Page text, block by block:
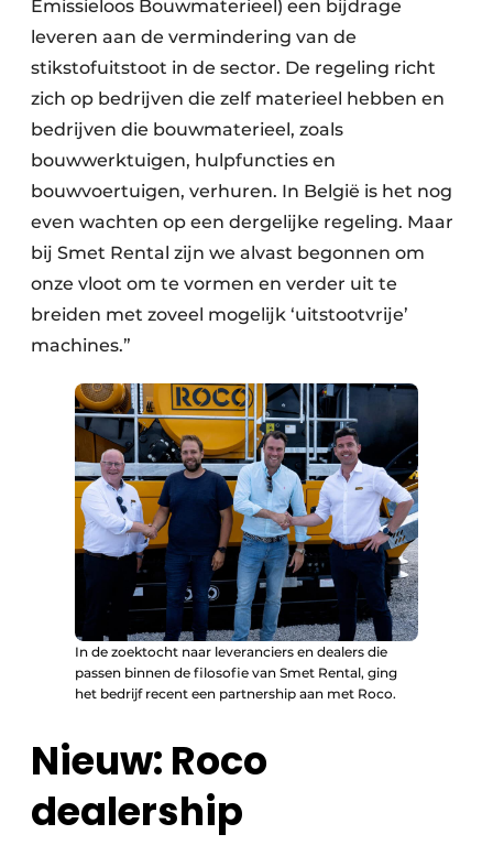
Emissieloos Bouwmaterieel) een bijdrage
leveren aan de vermindering van de
stikstofuitstoot in de sector. De regeling richt
zich op bedrijven die zelf materieel hebben en
bedrijven die bouwmaterieel, zoals
bouwwerktuigen, hulpfuncties en
bouwvoertuigen, verhuren. In België is het nog
even wachten op een dergelijke regeling. Maar
bij Smet Rental zijn we alvast begonnen om
onze vloot om te vormen en verder uit te
breiden met zoveel mogelijk ‘uitstootvrije’
machines.”
In de zoektocht naar leveranciers en dealers die
passen binnen de filosofie van Smet Rental, ging
het bedrijf recent een partnership aan met Roco.
Nieuw: Roco
dealership